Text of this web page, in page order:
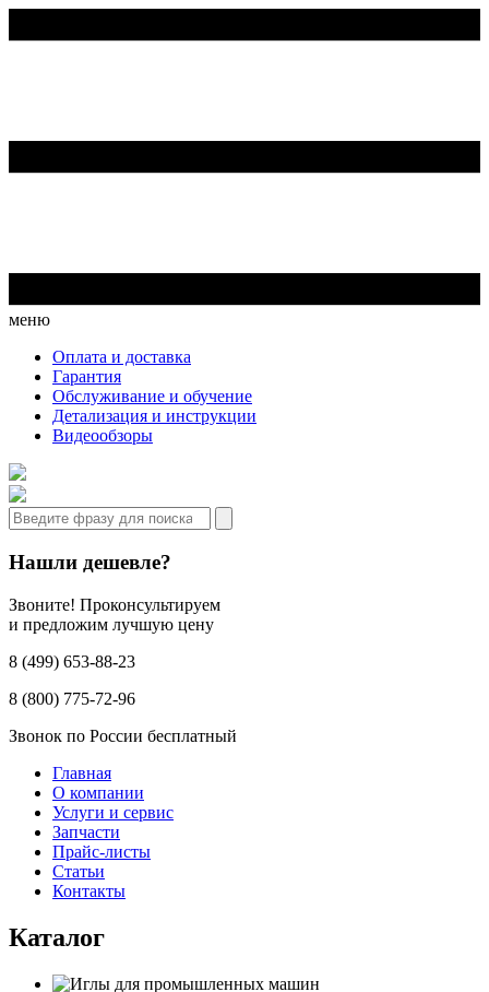
меню
Оплата и доставка
Гарантия
Обслуживание и обучение
Детализация и инструкции
Видеообзоры
Нашли дешевле?
Звоните! Проконсультируем
и предложим лучшую цену
8 (499) 653-88-23
8 (800) 775-72-96
Звонок по России бесплатный
Главная
О компании
Услуги и сервис
Запчасти
Прайс-листы
Статьи
Контакты
Каталог